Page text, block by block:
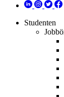
Studenten